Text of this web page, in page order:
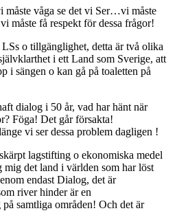
måste våga se det vi Ser…vi måste
måste få respekt för dessa frågor!
o tillgänglighet, detta är två olika
i ett Land som Sverige, att
i sängen o kan gå på toaletten på
dialog i 50 år, vad har hänt när
Föga! Det går försakta!
vi ser dessa problem dagligen !
lagstifting o ekonomiska medel
det land i världen som har löst
endast Dialog, det är
river hinder är en
samtliga områden! Och det är